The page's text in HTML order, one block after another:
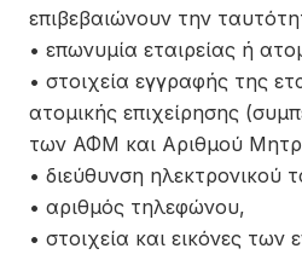
επιβεβαιώνουν την
• επωνυμία εταιρείας ή
• στοιχεία εγγραφής της
ατομικής επιχείρησης
των ΑΦΜ και Αριθμού
• διεύθυνση ηλεκτρονικού
• αριθμός τηλεφώνου,
• στοιχεία και εικόνες